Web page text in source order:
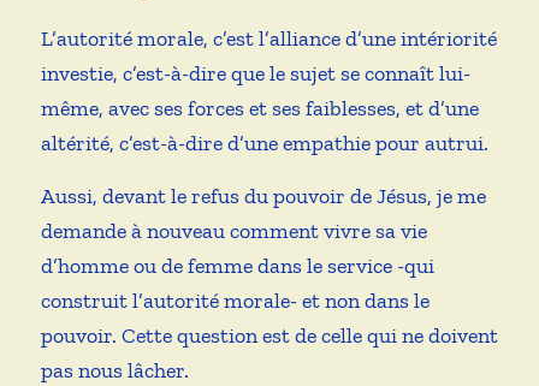
L’autorité morale, c’est l’alliance d’une intériorité
investie, c’est-à-dire que le sujet se connaît lui-
même, avec ses forces et ses faiblesses, et d’une
altérité, c’est-à-dire d’une empathie pour autrui.
Aussi, devant le refus du pouvoir de Jésus, je me
demande à nouveau comment vivre sa vie
d’homme ou de femme dans le service -qui
construit l’autorité morale- et non dans le
pouvoir. Cette question est de celle qui ne doivent
pas nous lâcher.